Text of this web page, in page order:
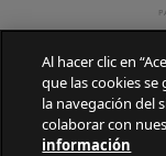
Al hacer clic en
que las cookies
la navegación del
colaborar con
información